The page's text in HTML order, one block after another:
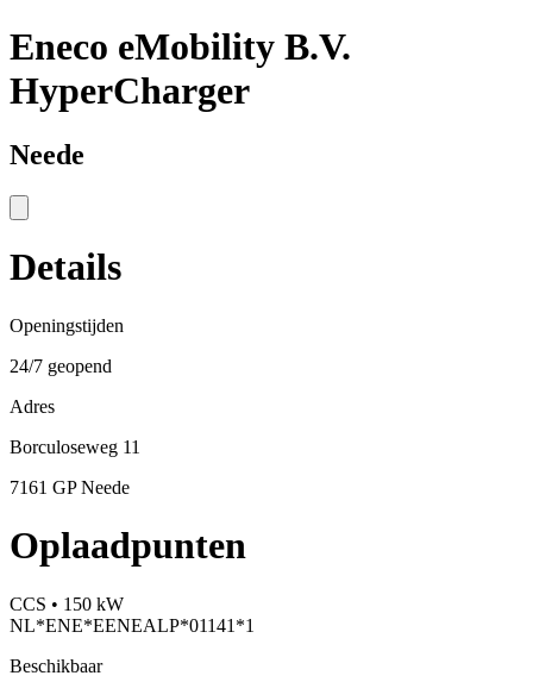
Eneco eMobility B.V.
HyperCharger
Neede
Details
Openingstijden
24/7 geopend
Adres
Borculoseweg 11
7161 GP Neede
Oplaadpunten
CCS • 150 kW
NL*ENE*EENEALP*01141*1
Beschikbaar